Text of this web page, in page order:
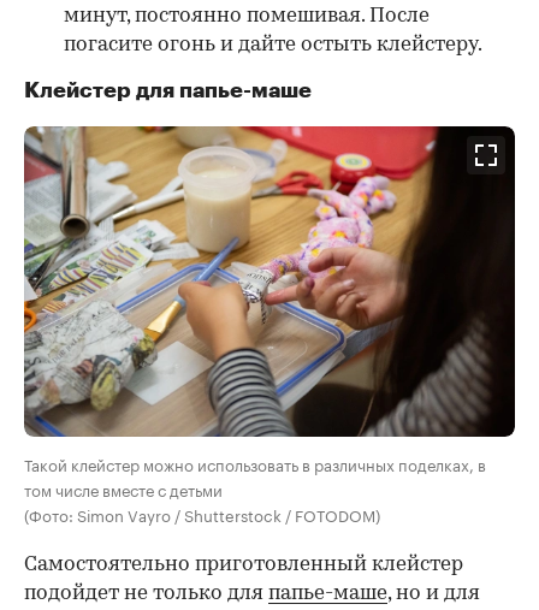
минут, постоянно помешивая. После
погасите огонь и дайте остыть клейстеру.
Клейстер для папье-маше
Такой клейстер можно использовать в различных поделках, в
том числе вместе с детьми
(Фото: Simon Vayro / Shutterstock / FOTODOM)
Самостоятельно приготовленный клейстер
подойдет не только для папье-маше, но и для